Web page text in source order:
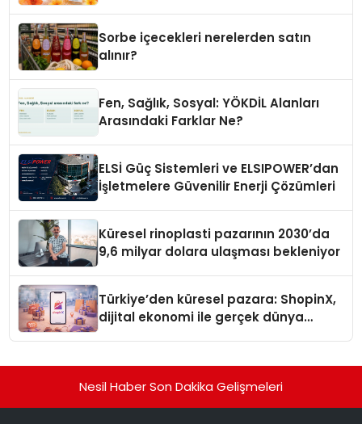
Sorbe içecekleri nerelerden satın
alınır?
Fen, Sağlık, Sosyal: YÖKDİL Alanları
Arasındaki Farklar Ne?
ELSİ Güç Sistemleri ve ELSIPOWER’dan
İşletmelere Güvenilir Enerji Çözümleri
Küresel rinoplasti pazarının 2030’da
9,6 milyar dolara ulaşması bekleniyor
Türkiye’den küresel pazara: ShopinX,
dijital ekonomi ile gerçek dünya
Nesil Haber Son Dakika Gelişmeleri